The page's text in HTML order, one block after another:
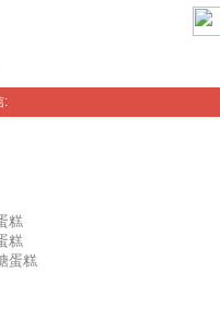
:
糕
糕
蛋糕